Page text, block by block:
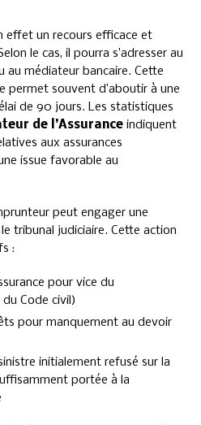
effet un recours efficace et
le cas, il pourra s’adresser au
au médiateur bancaire. Cette
permet souvent d’aboutir à une
de 90 jours. Les statistiques
de l’Assurance indiquent
aux assurances
issue favorable au
peut engager une
tribunal judiciaire. Cette action
:
pour vice du
Code civil)
pour manquement au devoir
initialement refusé sur la
portée à la